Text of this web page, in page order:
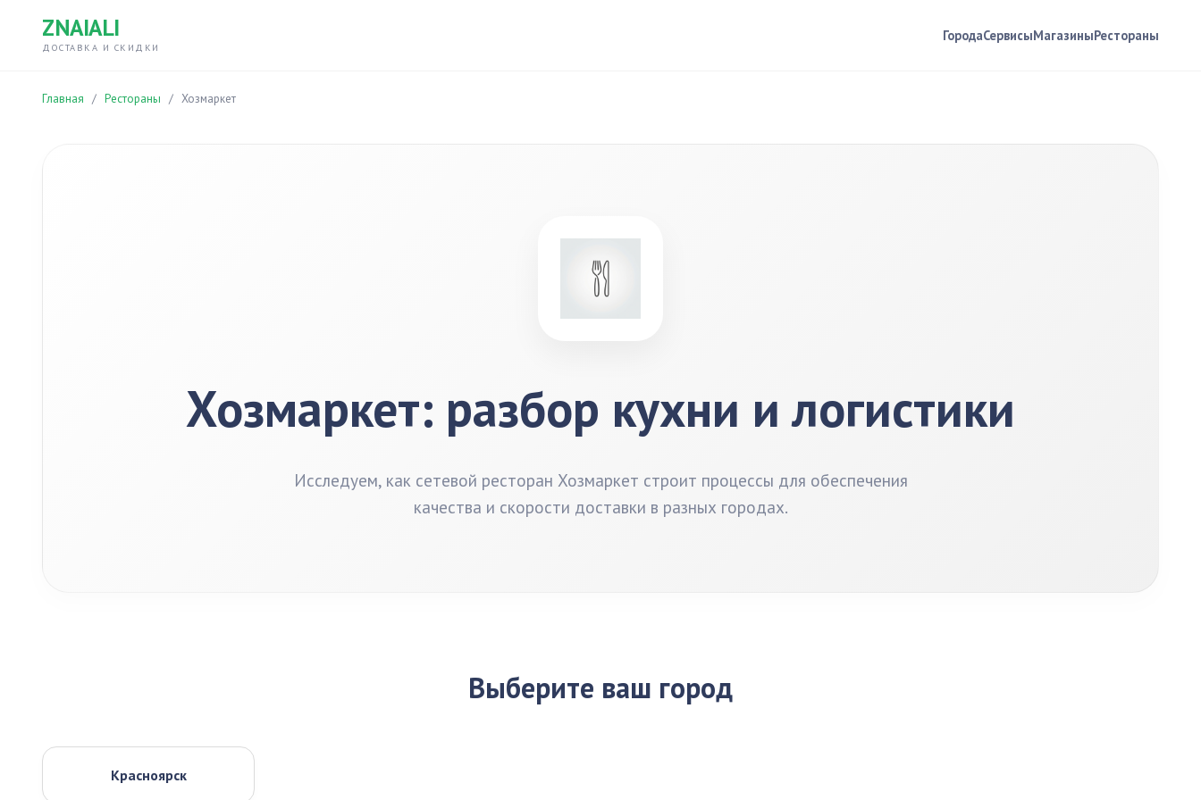
ZNAIALI
ДОСТАВКА И СКИДКИ
ГородаСервисыМагазиныРестораны
Главная / Рестораны / Хозмаркет
Хозмаркет: разбор кухни и логистики
Исследуем, как сетевой ресторан Хозмаркет строит процессы для обеспечения
качества и скорости доставки в разных городах.
Выберите ваш город
Красноярск